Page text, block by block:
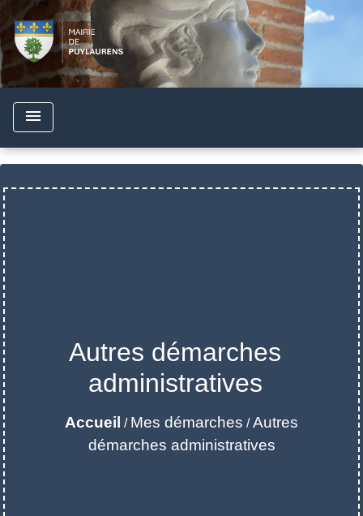
menu
Autres démarches
administratives
Accueil / Mes démarches /Autres
démarches administratives